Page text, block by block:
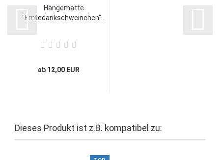
Hängematte
"Erntedankschweinchen"...
ab 12,00 EUR
Dieses Produkt ist z.B. kompatibel zu: